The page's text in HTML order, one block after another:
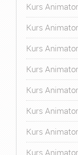
Kurs
Kurs
Kurs
Kurs
Kurs
Kurs
Kurs
Kurs